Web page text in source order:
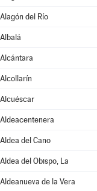
Alagón del Río
Albalá
Alcántara
Alcollarín
Alcuéscar
Aldeacentenera
Aldea del Cano
Aldea del Obispo, La
Aldeanueva de la Vera